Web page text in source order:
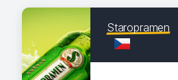
Staropramen